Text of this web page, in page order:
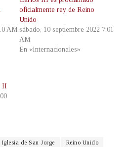
AM
oficialmente rey de Reino
Unido
sábado, 10 septiembre 2022 7:01
AM
En «Internacionales»
II
Iglesia de San Jorge Reino Unido